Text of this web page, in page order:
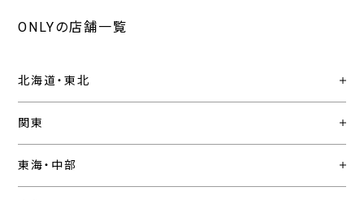
ONLYの店舗一覧
北海道・東北
関東
東海・中部